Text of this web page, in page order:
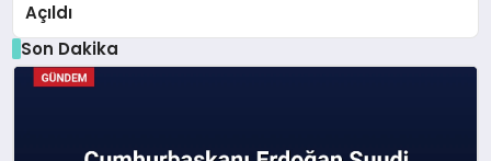
Açıldı
Son Dakika